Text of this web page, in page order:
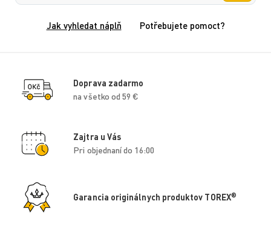
Jak vyhledat náplň Potřebujete pomoct?
Doprava zadarmo
na všetko od 59 €
Zajtra u Vás
Pri objednaní do 16:00
Garancia originálnych produktov TOREX®